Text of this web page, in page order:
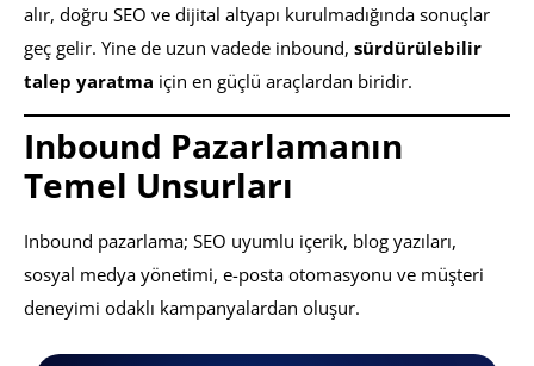
alır, doğru SEO ve dijital altyapı kurulmadığında sonuçlar
geç gelir. Yine de uzun vadede inbound, sürdürülebilir
talep yaratma için en güçlü araçlardan biridir.
Inbound Pazarlamanın
Temel Unsurları
Inbound pazarlama; SEO uyumlu içerik, blog yazıları,
sosyal medya yönetimi, e-posta otomasyonu ve müşteri
deneyimi odaklı kampanyalardan oluşur.